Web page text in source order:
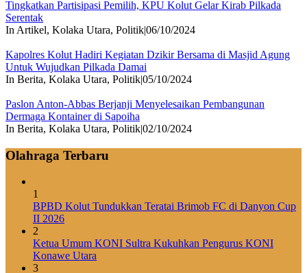
Tingkatkan Partisipasi Pemilih, KPU Kolut Gelar Kirab Pilkada
Serentak
In Artikel, Kolaka Utara, Politik|06/10/2024
Kapolres Kolut Hadiri Kegiatan Dzikir Bersama di Masjid Agung
Untuk Wujudkan Pilkada Damai
In Berita, Kolaka Utara, Politik|05/10/2024
Paslon Anton-Abbas Berjanji Menyelesaikan Pembangunan
Dermaga Kontainer di Sapoiha
In Berita, Kolaka Utara, Politik|02/10/2024
Olahraga Terbaru
1
BPBD Kolut Tundukkan Teratai Brimob FC di Danyon Cup
II 2026
2
Ketua Umum KONI Sultra Kukuhkan Pengurus KONI
Konawe Utara
3